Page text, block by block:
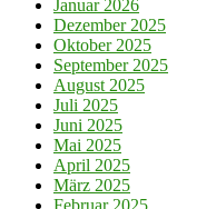
Januar 2026
Dezember 2025
Oktober 2025
September 2025
August 2025
Juli 2025
Juni 2025
Mai 2025
April 2025
März 2025
Februar 2025